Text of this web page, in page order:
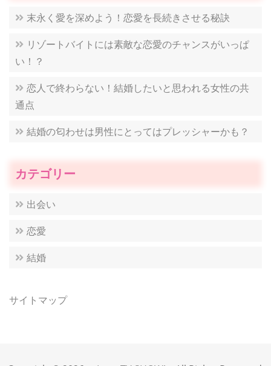
末永く愛を深めよう！恋愛を長続きさせる秘訣
リゾートバイトには素敵な恋愛のチャンスがいっぱ
い！？
恋人で終わらない！結婚したいと思われる女性の共
通点
結婚の匂わせは男性にとってはプレッシャーかも？
カテゴリー
出会い
恋愛
結婚
サイトマップ